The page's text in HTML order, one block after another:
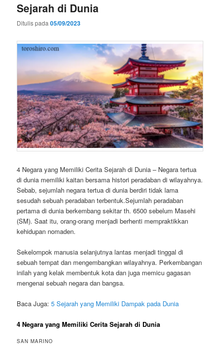
Sejarah di Dunia
Ditulis pada05/09/2023
4 Negara yang Memiliki Cerita Sejarah di Dunia – Negara tertua
di dunia memiliki kaitan bersama histori peradaban di wilayahnya.
Sebab, sejumlah negara tertua di dunia berdiri tidak lama
sesudah sebuah peradaban terbentuk.Sejumlah peradaban
pertama di dunia berkembang sekitar th. 6500 sebelum Masehi
(SM). Saat itu, orang-orang menjadi berhenti mempraktikkan
kehidupan nomaden.
Sekelompok manusia selanjutnya lantas menjadi tinggal di
sebuah tempat dan mengembangkan wilayahnya. Perkembangan
inilah yang kelak membentuk kota dan juga memicu gagasan
mengenai sebuah negara dan bangsa.
Baca Juga:5 Sejarah yang Memiliki Dampak pada Dunia
4 Negara yang Memiliki Cerita Sejarah di Dunia
SAN MARINO